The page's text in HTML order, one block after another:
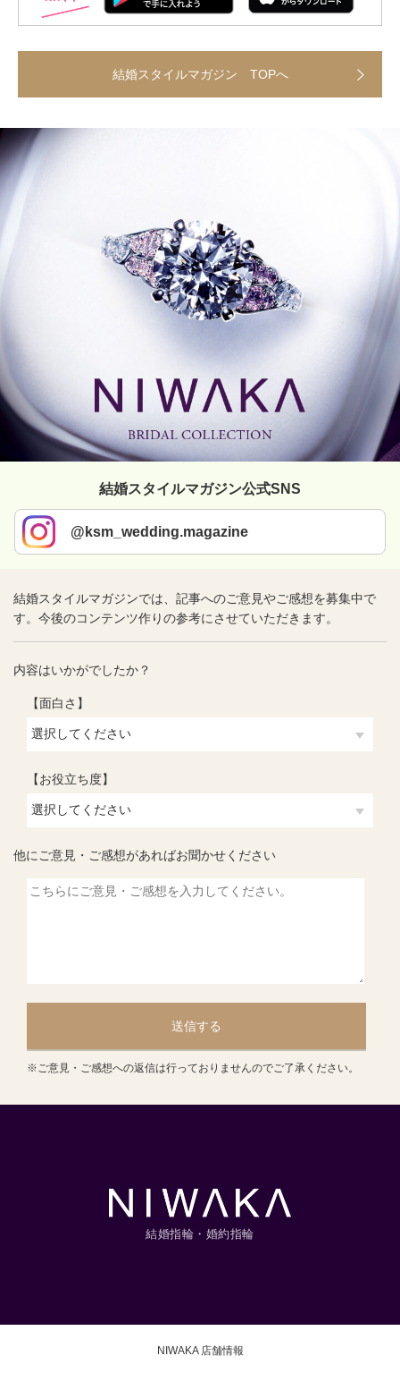
結婚スタイルマガジン TOPへ
結婚スタイルマガジン公式SNS
@ksm_wedding.magazine
結婚スタイルマガジンでは、記事へのご意見やご感想を募集中で
す。今後のコンテンツ作りの参考にさせていただきます。
内容はいかがでしたか？
【面白さ】
【お役立ち度】
他にご意見・ご感想があればお聞かせください
送信する
※ご意見・ご感想への返信は行っておりませんのでご了承ください。
結婚指輪・婚約指輪
NIWAKA 店舗情報